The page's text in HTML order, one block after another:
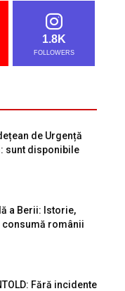
1.8K
FOLLOWERS
de Urgență
sunt disponibile
a Berii: Istorie,
consumă românii
Fără incidente